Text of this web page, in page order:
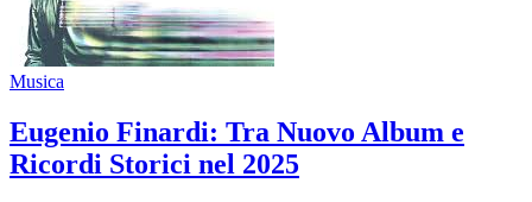
Musica
Eugenio Finardi: Tra Nuovo Album e
Ricordi Storici nel 2025